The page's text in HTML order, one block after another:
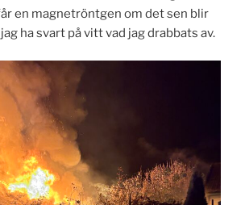
en magnetröntgen om det sen blir
ha svart på vitt vad jag drabbats av.